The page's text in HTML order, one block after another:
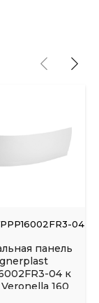
04
панель
04 к
160